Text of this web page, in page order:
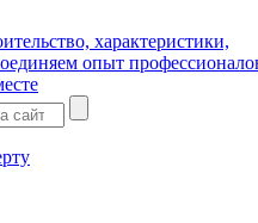
характеристики,
опыт